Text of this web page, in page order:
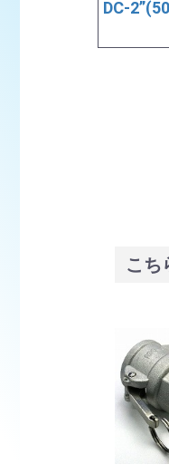
DC-
こち